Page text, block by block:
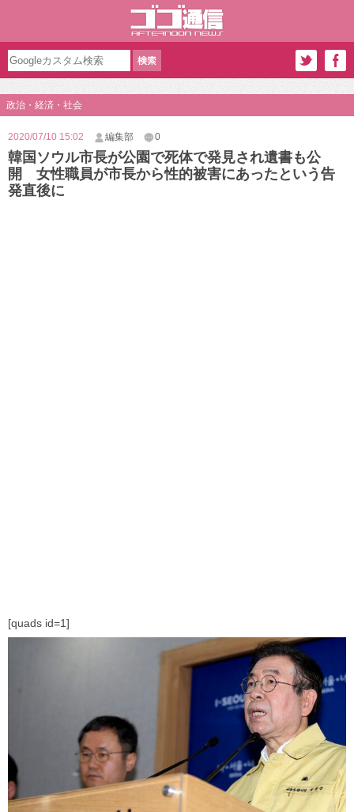
政治・経済・社会
2020/07/10 15:02 編集部 0
韓国ソウル市長が公園で死体で発見され遺書も公
開 女性職員が市長から性的被害にあったという告
発直後に
[quads id=1]